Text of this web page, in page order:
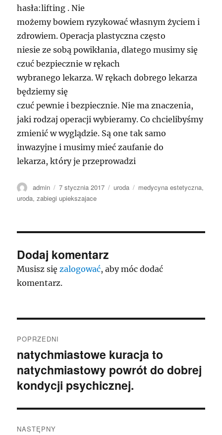
hasła:lifting . Nie
możemy bowiem ryzykować własnym życiem i
zdrowiem. Operacja plastyczna często
niesie ze sobą powikłania, dlatego musimy się
czuć bezpiecznie w rękach
wybranego lekarza. W rękach dobrego lekarza
będziemy się
czuć pewnie i bezpiecznie. Nie ma znaczenia,
jaki rodzaj operacji wybieramy. Co chcielibyśmy
zmienić w wyglądzie. Są one tak samo
inwazyjne i musimy mieć zaufanie do
lekarza, który je przeprowadzi
Autor
admin
Data
publikacji
7 stycznia 2017 Kategorie
uroda Tagi
medycyna estetyczna,
uroda,zabiegi upiekszajace
Dodaj komentarz
Musisz się zalogować, aby móc dodać
komentarz.
wpisu
POPRZEDNI
Poprzedni
wpis:
natychmiastowe kuracja to
natychmiastowy powrót do dobrej
kondycji psychicznej.
NASTĘPNY